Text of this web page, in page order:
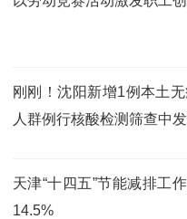
刚刚！沈阳新增1例本土
人群例行核酸检测筛查中
天津“十四五”节能减排工
14.5%